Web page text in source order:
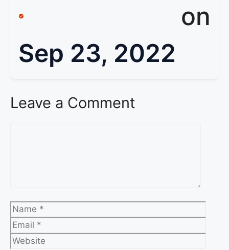
on
Sep 23, 2022
Leave a Comment